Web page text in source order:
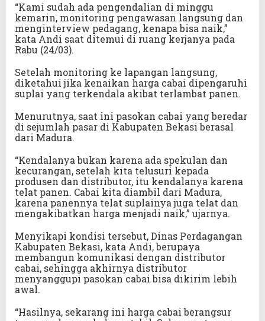
“Kami sudah ada pengendalian di minggu
kemarin, monitoring pengawasan langsung dan
menginterview pedagang, kenapa bisa naik,”
kata Andi saat ditemui di ruang kerjanya pada
Rabu (24/03).
Setelah monitoring ke lapangan langsung,
diketahui jika kenaikan harga cabai dipengaruhi
suplai yang terkendala akibat terlambat panen.
Menurutnya, saat ini pasokan cabai yang beredar
di sejumlah pasar di Kabupaten Bekasi berasal
dari Madura.
“Kendalanya bukan karena ada spekulan dan
kecurangan, setelah kita telusuri kepada
produsen dan distributor, itu kendalanya karena
telat panen. Cabai kita diambil dari Madura,
karena panennya telat suplainya juga telat dan
mengakibatkan harga menjadi naik,” ujarnya.
Menyikapi kondisi tersebut, Dinas Perdagangan
Kabupaten Bekasi, kata Andi, berupaya
membangun komunikasi dengan distributor
cabai, sehingga akhirnya distributor
menyanggupi pasokan cabai bisa dikirim lebih
awal.
“Hasilnya, sekarang ini harga cabai berangsur